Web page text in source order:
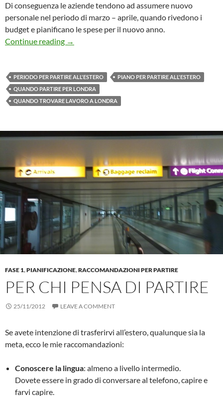
Di conseguenza le aziende tendono ad assumere nuovo
personale nel periodo di marzo – aprile, quando rivedono i
budget e pianificano le spese per il nuovo anno.
Continue reading Quando partire?
→
PERIODO PER PARTIRE ALL'ESTERO
PIANO PER PARTIRE ALL'ESTERO
QUANDO PARTIRE PER LONDRA
QUANDO TROVARE LAVORO A LONDRA
FASE 1,PIANIFICAZIONE,RACCOMANDAZIONI PER PARTIRE
PER CHI PENSA DI PARTIRE
25/11/2012 LEAVE A COMMENT
Se avete intenzione di trasferirvi all’estero, qualunque sia la
meta, ecco le mie raccomandazioni:
Conoscere la lingua: almeno a livello intermedio.
Dovete essere in grado di conversare al telefono, capire e
farvi capire.